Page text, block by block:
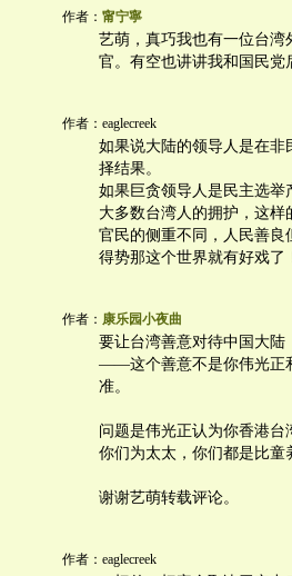
作者： 甯宁寧
艺萌，真巧我也有一位台
官。有空也讲讲我和国民党
作者：eaglecreek
如果说大陆的领导人是在
择结果。
如果巨贪领导人是民主选
大多数台湾人的拥护，这
官民的侧重不同，人民善
得势那这个世界就有好戏了
作者： 康乐园小夜曲
要让台湾善意对待中国大
——这个善意不是你伟光正
准。
问题是伟光正认为你香港
你们为太太，你们都是比童
谢谢艺萌转载评论。
作者：eaglecreek